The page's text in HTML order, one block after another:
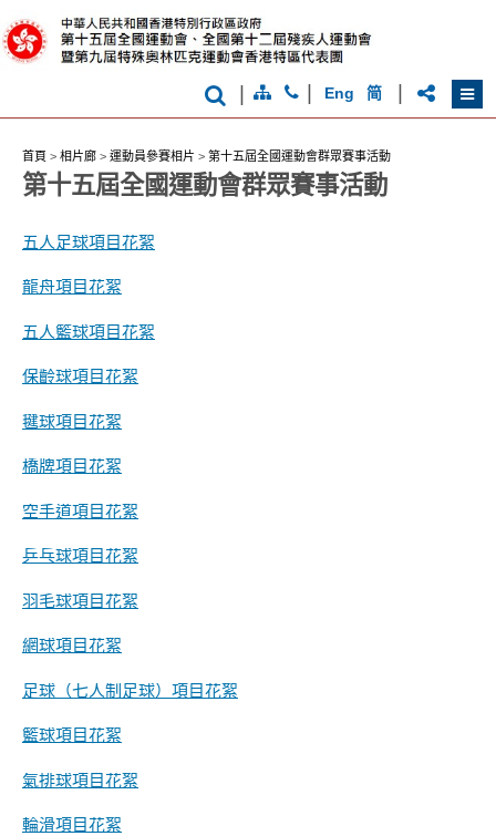
運
動
會
Eng 简
首頁 > 相片廊 > 運動員參賽相片 > 第十五屆全國運動會群眾賽事活動
第十五屆全國運動會群眾賽事活動
五人足球項目花絮
龍舟項目花絮
五人籃球項目花絮
保齡球項目花絮
毽球項目花絮
橋牌項目花絮
空手道項目花絮
乒乓球項目花絮
羽毛球項目花絮
網球項目花絮
足球（七人制足球）項目花絮
籃球項目花絮
氣排球項目花絮
輪滑項目花絮